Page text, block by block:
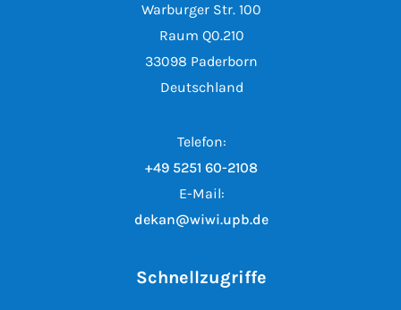
Warburger Str. 100
Raum Q0.210
33098 Paderborn
Deutschland
Telefon:
+49 5251 60-2108
E-Mail:
dekan@wiwi.upb.de
Schnellzugriffe